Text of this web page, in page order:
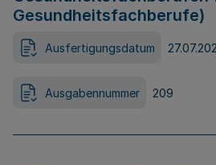
Gesundheitsfachberufe)
Ausfertigungsdatum
Ausgabennummer 209